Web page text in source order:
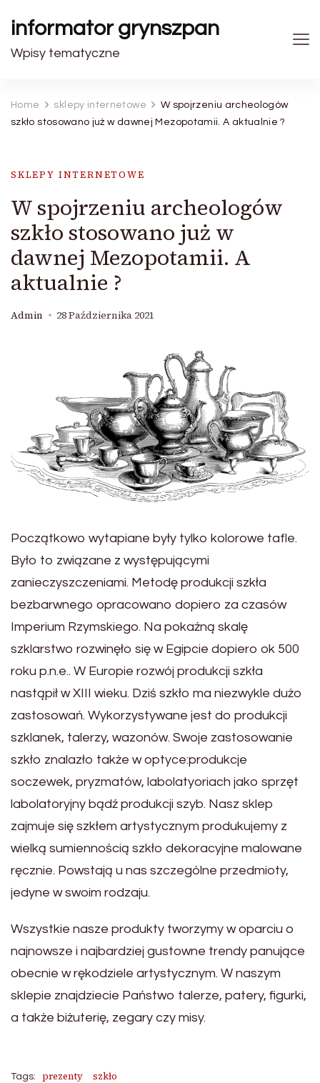
informator grynszpan
Wpisy tematyczne
Home sklepy internetowe
W spojrzeniu archeologów
szkło stosowano już w dawnej Mezopotamii. A aktualnie ?
SKLEPY INTERNETOWE
W spojrzeniu archeologów
szkło stosowano już w
dawnej Mezopotamii. A
aktualnie ?
Admin 28 Października 2021
Początkowo wytapiane były tylko kolorowe tafle.
Było to związane z występującymi
zanieczyszczeniami. Metodę produkcji szkła
bezbarwnego opracowano dopiero za czasów
Imperium Rzymskiego. Na pokaźną skalę
szklarstwo rozwinęło się w Egipcie dopiero ok 500
roku p.n.e.. W Europie rozwój produkcji szkła
nastąpił w XIII wieku. Dziś szkło ma niezwykle dużo
zastosowań. Wykorzystywane jest do produkcji
szklanek, talerzy, wazonów. Swoje zastosowanie
szkło znalazło także w optyce:produkcje
soczewek, pryzmatów, labolatyoriach jako sprzęt
labolatoryjny bądź produkcji szyb. Nasz sklep
zajmuje się szkłem artystycznym produkujemy z
wielką sumiennością szkło dekoracyjne malowane
ręcznie. Powstają u nas szczególne przedmioty,
jedyne w swoim rodzaju.
Wszystkie nasze produkty tworzymy w oparciu o
najnowsze i najbardziej gustowne trendy panujące
obecnie w rękodziele artystycznym. W naszym
sklepie znajdziecie Państwo talerze, patery, figurki,
a także biżuterię, zegary czy misy.
Tags: prezenty szkło